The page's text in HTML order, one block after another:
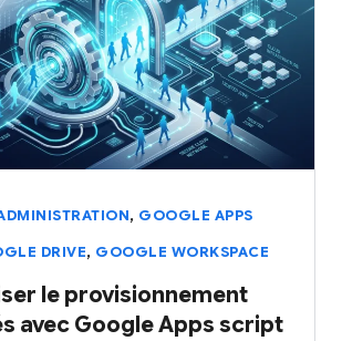
, GOOGLE APPS
DRIVE, GOOGLE WORKSPACE
le provisionnement
avec Google Apps script